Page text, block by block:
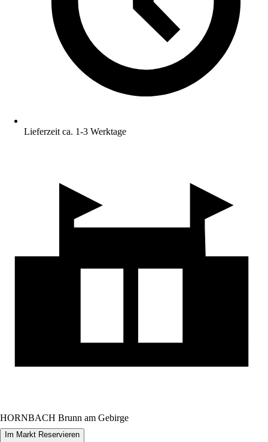
Lieferzeit ca. 1-3 Werktage
HORNBACH Brunn am Gebirge
Im Markt Reservieren